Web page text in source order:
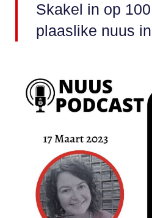
Skakel in op
plaaslike nuus